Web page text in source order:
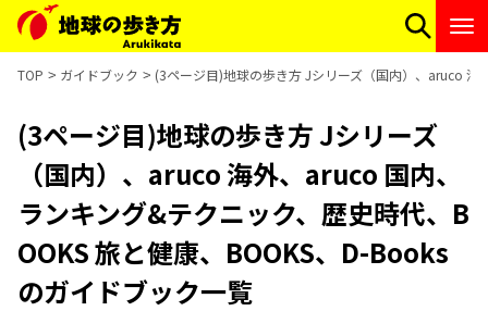
TOP ガイドブック (3ページ目)地球の歩き方 Jシリーズ（国内）、aruco
(3ページ目)地球の歩き方 Jシリーズ
（国内）、aruco 海外、aruco 国内、
ランキング&テクニック、歴史時代、B
OOKS 旅と健康、BOOKS、D-Books
のガイドブック一覧